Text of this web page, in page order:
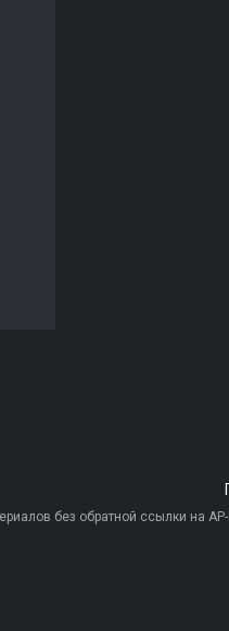
без обратной ссылки на